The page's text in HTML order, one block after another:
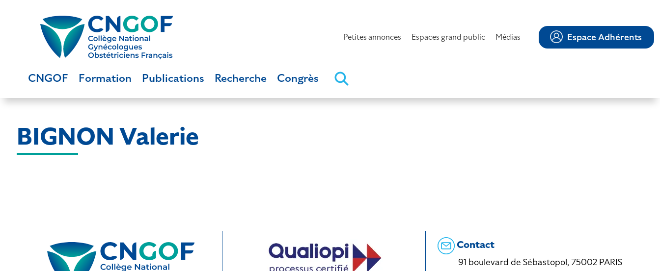
Petites annonces Espaces grand public Médias Espace Adhérents
CNGOF Formation Publications Recherche Congrès
BIGNON Valerie
Contact
91 boulevard de Sébastopol, 75002 PARIS